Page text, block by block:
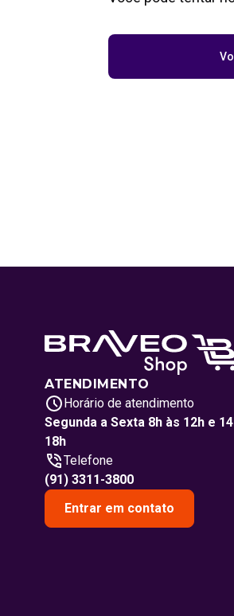
ATENDIMENTO
Horário de atendimento
Segunda a Sexta 8h às 12h e
18h
Telefone
(91) 3311-3800
Entrar em contato